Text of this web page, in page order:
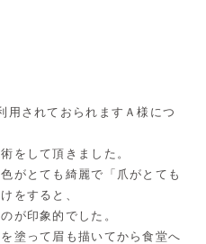
用されておられますＡ様につ
をして頂きました。
がとても綺麗で「爪がとても
をすると、
が印象的でした。
塗って眉も描いてから食堂へ